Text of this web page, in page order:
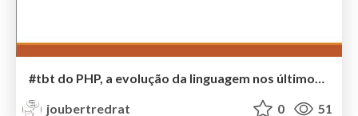
#tbt do PHP, a evolução da linguagem nos últimos 30 anos
joubertredrat
0 51